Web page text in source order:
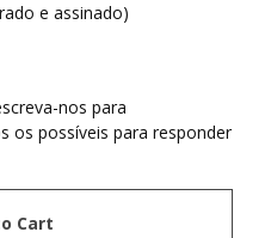
e assinado)
nos para
os possíveis para responder
Cart